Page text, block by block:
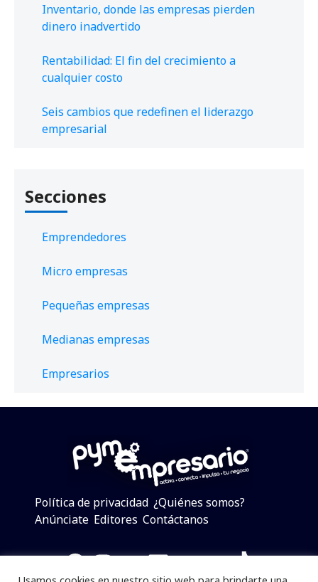
Inventario, donde las empresas pierden
dinero inadvertido
Rentabilidad: El fin del crecimiento a
cualquier costo
Seis cambios que redefinen el liderazgo
empresarial
Secciones
Emprendedores
Micro empresas
Pequeñas empresas
Medianas empresas
Empresarios
Política de privacidad ¿Quiénes somos?
Anúnciate Editores Contáctanos
Facebook
Instagram
Twitter
LinkedIn
Telegram
YouTube
TikTok